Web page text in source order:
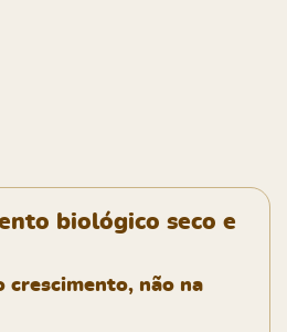
biológico seco e
crescimento, não na